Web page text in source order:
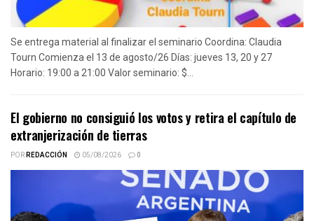
Se entrega material al finalizar el seminario Coordina: Claudia
Tourn Comienza el 13 de agosto/26 Días: jueves 13, 20 y 27
Horario: 19:00 a 21:00 Valor seminario: $...
El gobierno no consiguió los votos y retira el capítulo de
extranjerización de tierras
PORREDACCIÓN 05/08/2026 0